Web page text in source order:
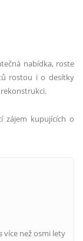
nabídka, roste
rostou i o desítky
zájem kupujících o
více než osmi lety